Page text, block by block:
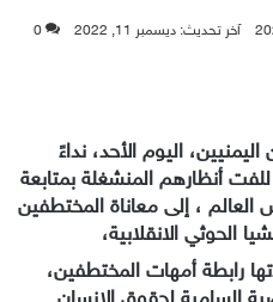
آخر تحديث: ديسمبر 11, 2022 0
اليوم الأحد، نداءً
أنظارهم المنشغلة بمتابعة
، إلى معاناة المختطفين
الانقلابية،
رابطة أمهات المختطفين،
السامية لحقوق الإنسان